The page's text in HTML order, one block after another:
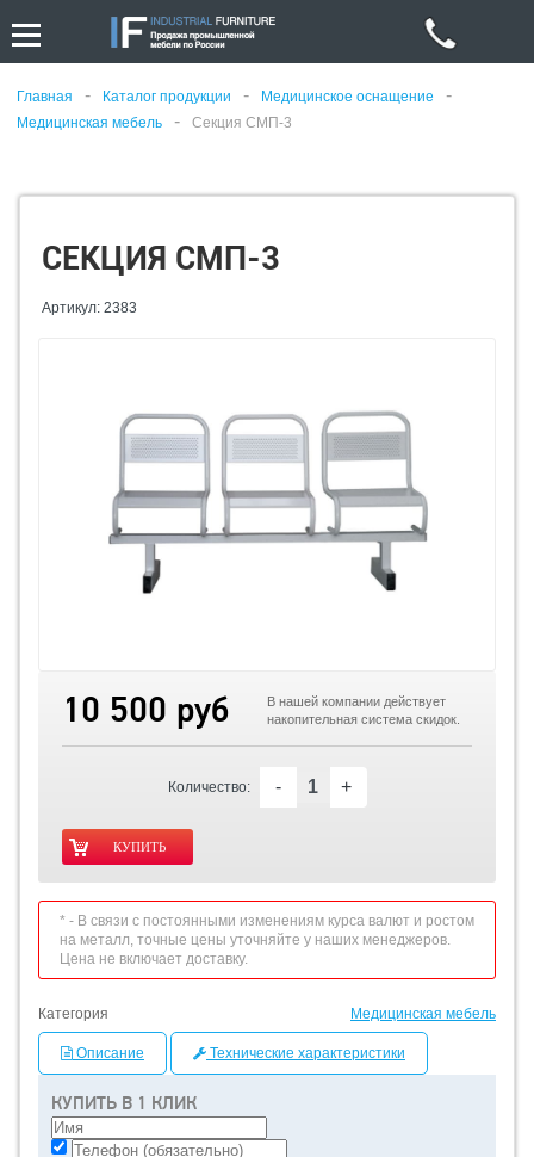
Главная - Каталог продукции - Медицинское оснащение -
Медицинская мебель - Секция СМП-3
СЕКЦИЯ СМП-3
Артикул: 2383
КУПИТЬ В 1 КЛИК
10 500 руб
В нашей компании действует
накопительная система скидок.
Количество: - +
* - В связи с постоянными изменениям курса валют и ростом
на металл, точные цены уточняйте у наших менеджеров.
Цена не включает доставку.
Категория Медицинская мебель
Описание Технические характеристики